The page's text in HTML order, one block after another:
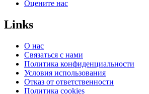
Оцените нас
Links
О нас
Связаться с нами
Политика конфиденциальности
Условия использования
Отказ от ответственности
Политика cookies